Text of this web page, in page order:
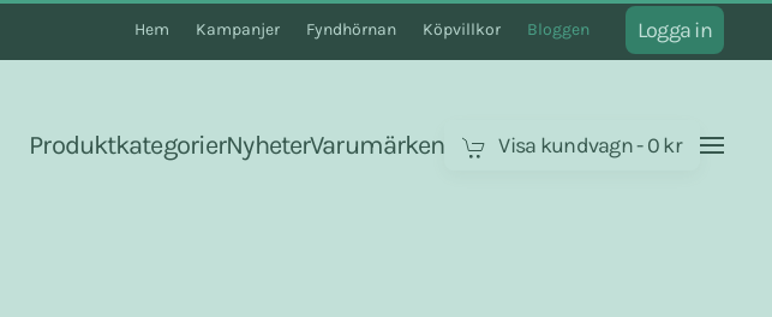
Hem Kampanjer Fyndhörnan Köpvillkor Bloggen Logga in
ProduktkategorierNyheterVarumärken Visa kundvagn-0 kr